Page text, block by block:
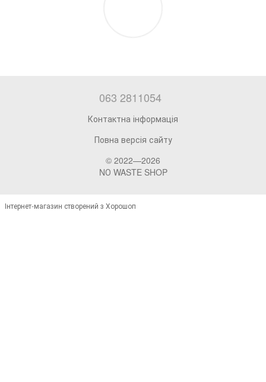
063 2811054
Контактна інформація
Повна версія сайту
© 2022—2026
NО WASTE SHOP
Інтернет-магазин створений з Хорошоп